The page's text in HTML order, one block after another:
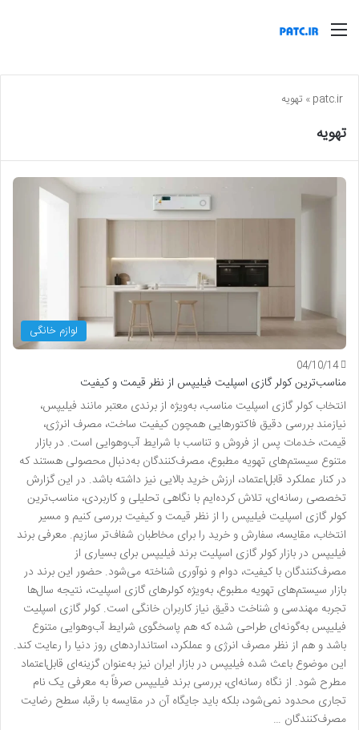
منو
» تهویه
تهویه
لوازم خانگی
04/10/14
مناسب‌ترین کولر گازی اسپلیت فیلیپس از نظر قیمت و کیفیت
انتخاب کولر گازی اسپلیت مناسب، به‌ویژه از برندی معتبر مانند فیلیپس،
نیازمند بررسی دقیق فاکتورهایی همچون کیفیت ساخت، مصرف انرژی،
قیمت، خدمات پس از فروش و تناسب با شرایط آب‌وهوایی است. در بازار
متنوع سیستم‌های تهویه مطبوع، مصرف‌کنندگان به‌دنبال محصولی هستند که
در کنار عملکرد قابل‌اعتماد، ارزش خرید بالایی نیز داشته باشد. در این گزارش
تخصصی رسانه‌ای، تلاش کرده‌ایم با نگاهی تحلیلی و کاربردی، مناسب‌ترین
کولر گازی اسپلیت فیلیپس را از نظر قیمت و کیفیت بررسی کنیم و مسیر
انتخاب، مقایسه، سفارش و خرید را برای مخاطبان شفاف‌تر سازیم. معرفی برند
فیلیپس در بازار کولر گازی اسپلیت برند فیلیپس برای بسیاری از
مصرف‌کنندگان با کیفیت، دوام و نوآوری شناخته می‌شود. حضور این برند در
بازار سیستم‌های تهویه مطبوع، به‌ویژه کولرهای گازی اسپلیت، نتیجه سال‌ها
تجربه مهندسی و شناخت دقیق نیاز کاربران خانگی است. کولر گازی اسپلیت
فیلیپس به‌گونه‌ای طراحی شده که هم پاسخگوی شرایط آب‌وهوایی متنوع
باشد و هم از نظر مصرف انرژی و عملکرد، استانداردهای روز دنیا را رعایت کند.
این موضوع باعث شده فیلیپس در بازار ایران نیز به‌عنوان گزینه‌ای قابل‌اعتماد
مطرح شود. از نگاه رسانه‌ای، بررسی برند فیلیپس صرفاً به معرفی یک نام
تجاری محدود نمی‌شود، بلکه باید جایگاه آن در مقایسه با رقبا، سطح رضایت
مصرف‌کنندگان …